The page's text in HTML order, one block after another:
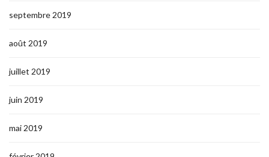
septembre 2019
août 2019
juillet 2019
juin 2019
mai 2019